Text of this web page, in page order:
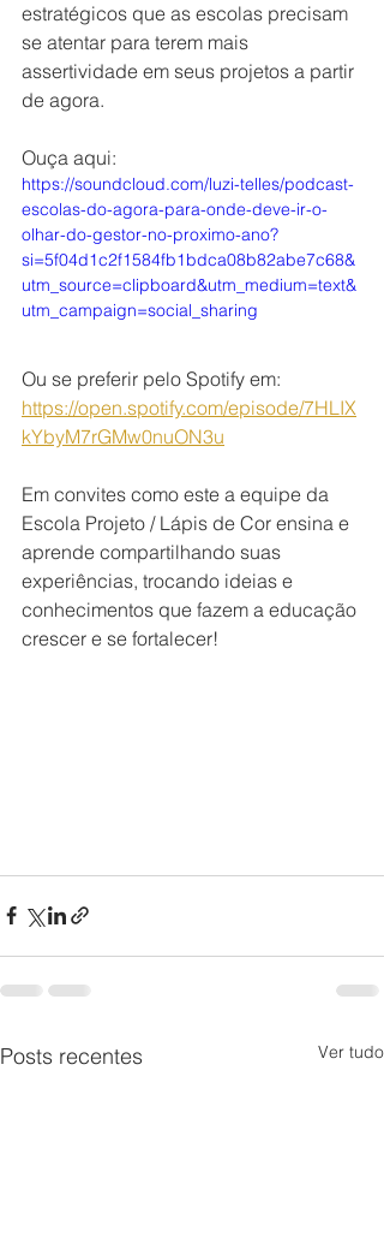
estratégicos que as escolas precisam
se atentar para terem mais
assertividade em seus projetos a partir
de agora.
Ouça aqui:
https://soundcloud.com/luzi-telles/podcast-
escolas-do-agora-para-onde-deve-ir-o-
olhar-do-gestor-no-proximo-ano?
si=5f04d1c2f1584fb1bdca08b82abe7c68&
utm_source=clipboard&utm_medium=text&
utm_campaign=social_sharing
Ou se preferir pelo Spotify em:
https://open.spotify.com/episode/7HLIX
kYbyM7rGMw0nuON3u
Em convites como este a equipe da
Escola Projeto / Lápis de Cor ensina e
aprende compartilhando suas
experiências, trocando ideias e
conhecimentos que fazem a educação
crescer e se fortalecer!
Posts recentes Ver tudo